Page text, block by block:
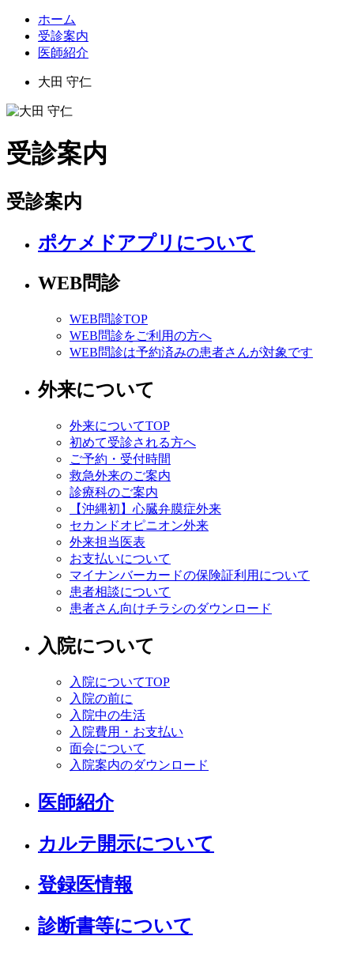
ホーム
受診案内
医師紹介
大田 守仁
受診案内
受診案内
ポケメドアプリについて
WEB問診
WEB問診TOP
WEB問診をご利用の方へ
WEB問診は予約済みの患者さんが対象です
外来について
外来についてTOP
初めて受診される方へ
ご予約・受付時間
救急外来のご案内
診療科のご案内
【沖縄初】心臓弁膜症外来
セカンドオピニオン外来
外来担当医表
お支払いについて
マイナンバーカードの保険証利用について
患者相談について
患者さん向けチラシのダウンロード
入院について
入院についてTOP
入院の前に
入院中の生活
入院費用・お支払い
面会について
入院案内のダウンロード
医師紹介
カルテ開示について
登録医情報
診断書等について